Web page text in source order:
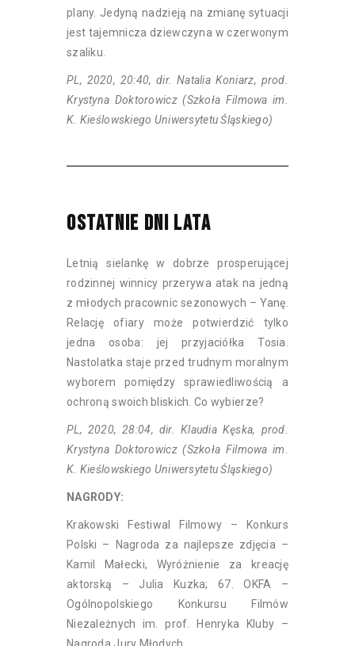
plany. Jedyną nadzieją na zmianę sytuacji
jest tajemnicza dziewczyna w czerwonym
szaliku.
PL, 2020, 20:40, dir. Natalia Koniarz, prod.
Krystyna Doktorowicz (Szkoła Filmowa im.
K. Kieślowskiego Uniwersytetu Śląskiego)
OSTATNIE DNI LATA
Letnią sielankę w dobrze prosperującej
rodzinnej winnicy przerywa atak na jedną
z młodych pracownic sezonowych – Yanę.
Relację ofiary może potwierdzić tylko
jedna osoba: jej przyjaciółka Tosia.
Nastolatka staje przed trudnym moralnym
wyborem pomiędzy sprawiedliwością a
ochroną swoich bliskich. Co wybierze?
PL, 2020, 28:04, dir. Klaudia Kęska, prod.
Krystyna Doktorowicz (Szkoła Filmowa im.
K. Kieślowskiego Uniwersytetu Śląskiego)
NAGRODY:
Krakowski Festiwal Filmowy – Konkurs
Polski – Nagroda za najlepsze zdjęcia –
Kamil Małecki, Wyróżnienie za kreację
aktorską – Julia Kuzka; 67. OKFA –
Ogólnopolskiego Konkursu Filmów
Niezależnych im. prof. Henryka Kluby –
Nagroda Jury Młodych